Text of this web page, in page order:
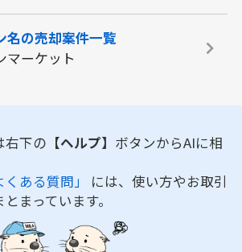
名の売却案件一覧
マーケット
右下の 【ヘルプ】 ボタンからAIに相
くある質問」 には、使い方やお取引
まっています。